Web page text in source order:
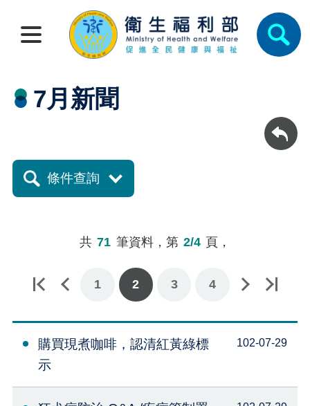
7月新聞
回上一頁
條件查詢
共 71 筆資料，第 2/4 頁，
1 2 3 4
下一頁最後一頁
購買現煮咖啡，認清紅黃綠標
示
102-07-29